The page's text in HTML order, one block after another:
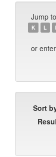
Jump
K
L
or
Sort